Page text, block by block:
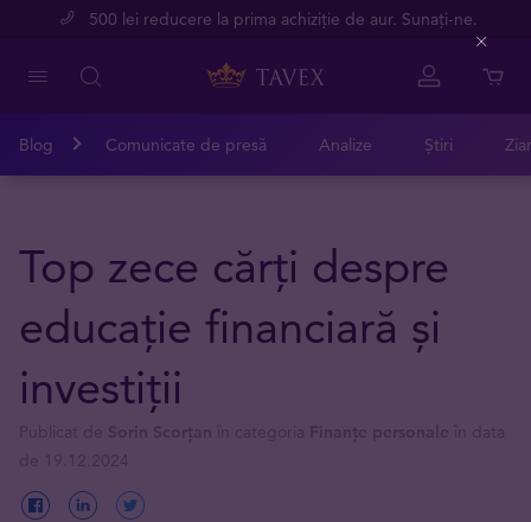
500 lei reducere la prima achiziție de aur. Sunați-ne.
Blog Comunicate de presă Analize Știri
Top zece cărți despre
educație financiară și
investiții
Close